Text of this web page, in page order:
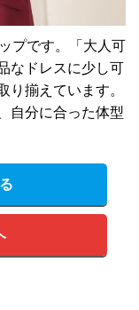
プです。「大人可
なドレスに少し可
り揃えています。
自分に合った体型